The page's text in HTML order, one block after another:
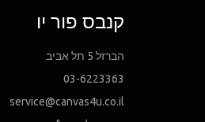
קנבס פור יו
הברזל 5 תל אביב
03-6223363
service@canvas4u.co.il